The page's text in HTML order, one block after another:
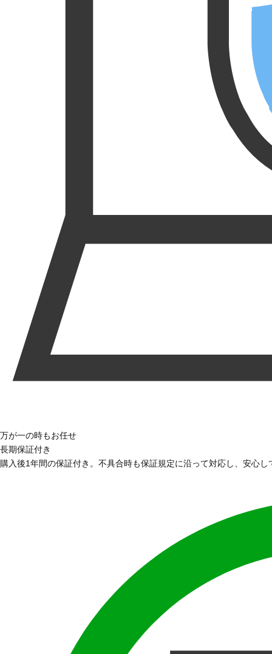
万が一の時もお任せ
長期保証付き
購入後1年間の保証付き。不具合時も保証規定に沿って対応し、安心